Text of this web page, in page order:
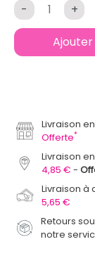
- +
Livraison
Offerte*
Livraison
4,85 €
Livraison à
5,65 €
Retours
notre